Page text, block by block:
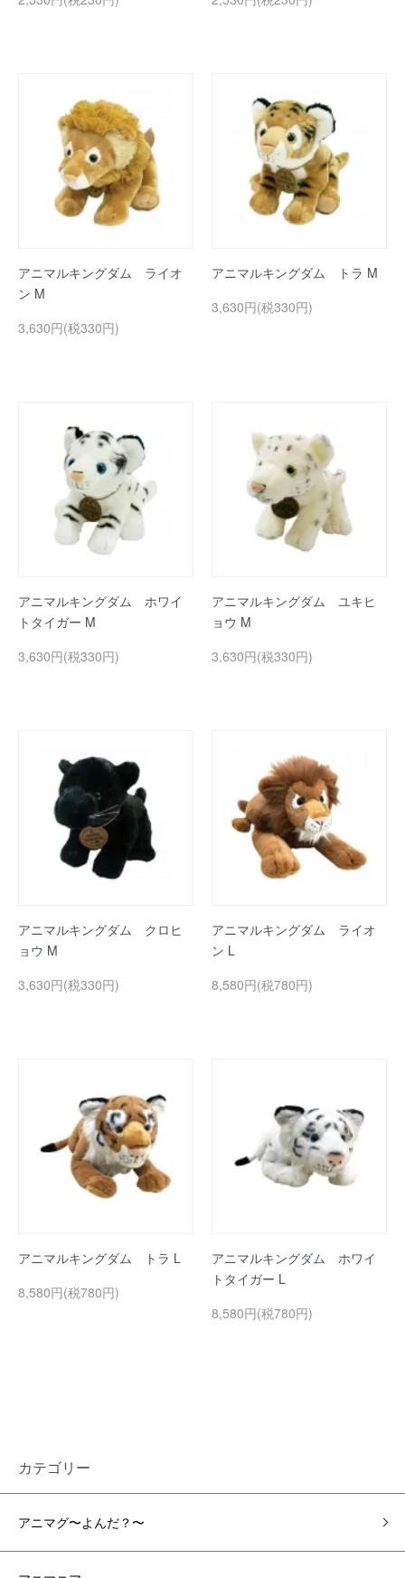
アニマルキングダム ライオ
ン M
3,630円(税330円)
アニマルキングダム トラ M
3,630円(税330円)
アニマルキングダム ホワイ
トタイガー M
3,630円(税330円)
アニマルキングダム ユキヒ
ョウ M
3,630円(税330円)
アニマルキングダム クロヒ
ョウ M
3,630円(税330円)
アニマルキングダム ライオ
ン L
8,580円(税780円)
アニマルキングダム トラ L
8,580円(税780円)
アニマルキングダム ホワイ
トタイガー L
8,580円(税780円)
カテゴリー
アニマグ〜よんだ？〜